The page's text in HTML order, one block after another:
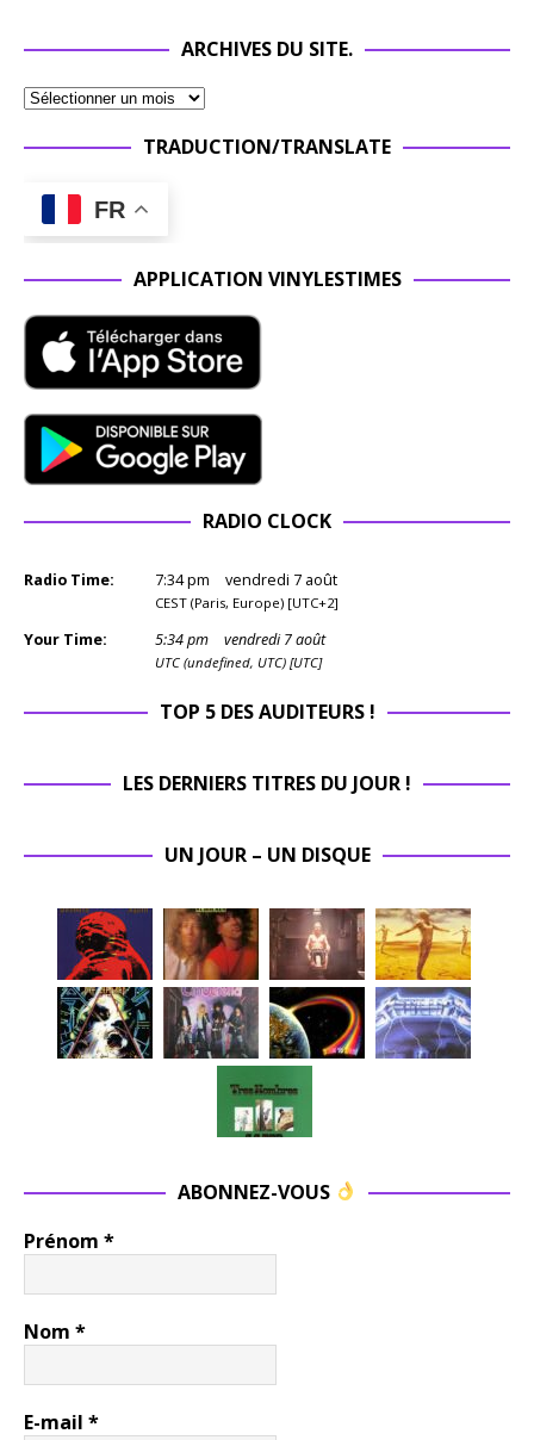
ARCHIVES DU SITE.
TRADUCTION/TRANSLATE
FR
APPLICATION VINYLESTIMES
RADIO CLOCK
Radio Time: 7:34pm vendredi 7 août
CEST (Paris, Europe) [UTC+2]
Your Time: 5:34pm vendredi 7 août
UTC (undefined, UTC) [UTC]
TOP 5 DES AUDITEURS !
LES DERNIERS TITRES DU JOUR !
UN JOUR – UN DISQUE
ABONNEZ-VOUS
Prénom *
Nom *
E-mail *